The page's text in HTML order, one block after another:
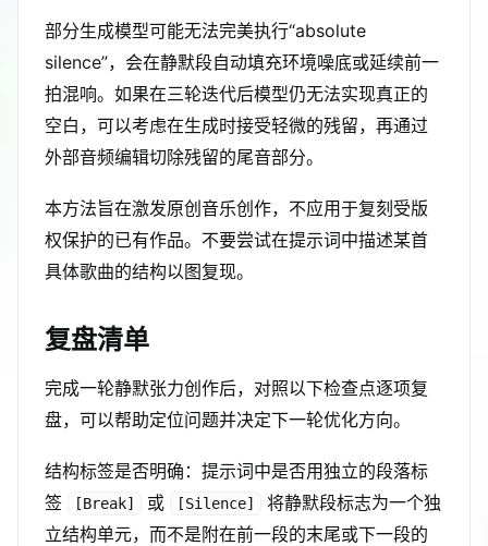
部分生成模型可能无法完美执行“absolute
silence”，会在静默段自动填充环境噪底或延续前一
拍混响。如果在三轮迭代后模型仍无法实现真正的
空白，可以考虑在生成时接受轻微的残留，再通过
外部音频编辑切除残留的尾音部分。
本方法旨在激发原创音乐创作，不应用于复刻受版
权保护的已有作品。不要尝试在提示词中描述某首
具体歌曲的结构以图复现。
复盘清单
完成一轮静默张力创作后，对照以下检查点逐项复
盘，可以帮助定位问题并决定下一轮优化方向。
结构标签是否明确：提示词中是否用独立的段落标
签
[Break] 或 [Silence]
将静默段标志为一个独
立结构单元，而不是附在前一段的末尾或下一段的